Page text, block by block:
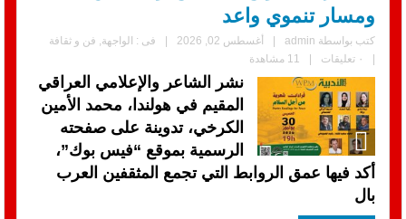
ومسار تنموي واعد
كتب بواسطة admin أغسطس 02, 2026 فى : الواجهة, فن و ثقافة
٠ تعليقات 11 مشاهدة
نشر الشاعر والإعلامي العراقي
المقيم في هولندا، محمد الأمين
الكرخي، تدوينة على صفحته
الرسمية بموقع “فيس بوك”،
أكد فيها عمق الروابط التي تجمع المثقفين العرب
بال